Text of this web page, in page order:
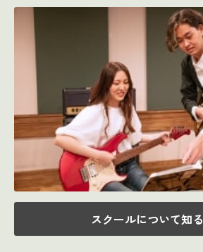
スクールについて知る